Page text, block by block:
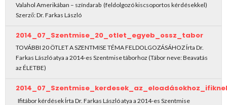
Valahol Amerikában – színdarab (feldolgozó kiscsoportos kérdésekkel)
Szerző: Dr. Farkas László
2014_07_Szentmise_20_otlet_egyeb_ossz_tabor
TOVÁBBI 20 ÖTLET A SZENTMISE TÉMA FELDOLGOZÁSÁHOZ Írta Dr.
Farkas László atya a 2014-es Szentmise táborhoz (Tábor neve: Beavatás
az ÉLETBE)
Ifitábor kérdések Írta Dr. Farkas László atya a 2014-es Szentmise